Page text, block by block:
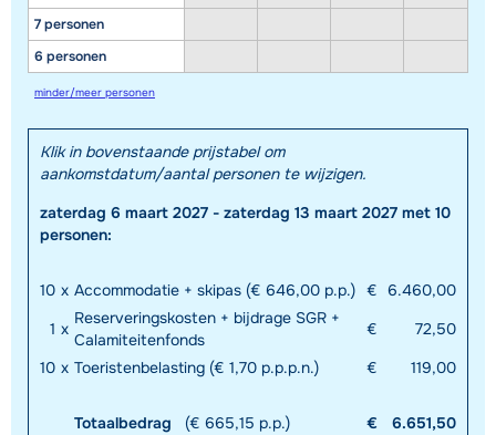
7 personen
6 personen
minder/meer personen
Klik in bovenstaande prijstabel om
aankomstdatum/aantal personen te wijzigen.
zaterdag 6 maart 2027 - zaterdag 13 maart 2027 met 10
personen:
10 x Accommodatie + skipas (€ 646,00 p.p.) € 6.460,00
1 x
Reserveringskosten + bijdrage SGR +
Calamiteitenfonds
€
72,50
10 x Toeristenbelasting (€ 1,70 p.p.p.n.) € 119,00
Totaalbedrag (€ 665,15 p.p.) € 6.651,50